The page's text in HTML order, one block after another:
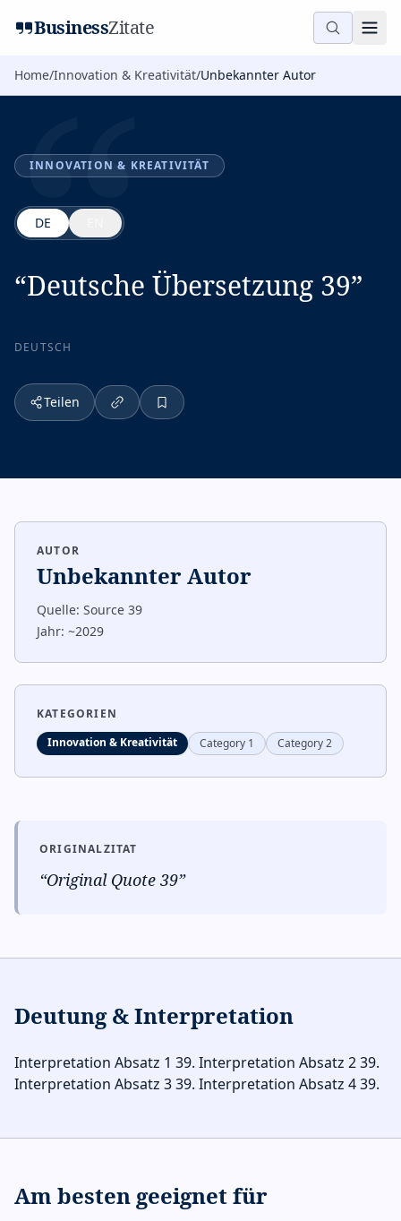
BusinessZitate
Home/Innovation & Kreativität/Unbekannter Autor
“
INNOVATION & KREATIVITÄT
DE
“Deutsche Übersetzung 39”
DEUTSCH
Teilen
AUTOR
Unbekannter Autor
Quelle: Source 39
Jahr: ~2029
KATEGORIEN
Innovation & Kreativität
Category 1 Category 2
ORIGINALZITAT
“Original Quote 39”
Deutung & Interpretation
Interpretation Absatz 1 39. Interpretation Absatz 2 39.
Interpretation Absatz 3 39. Interpretation Absatz 4 39.
Am besten geeignet für